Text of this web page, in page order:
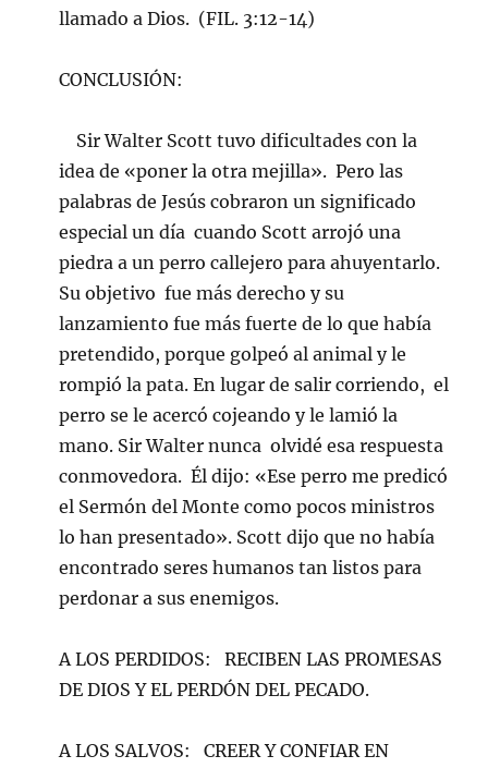
llamado a Dios. (FIL. 3:12-14)
CONCLUSIÓN:
Sir Walter Scott tuvo dificultades con la
idea de «poner la otra mejilla». Pero las
palabras de Jesús cobraron un significado
especial un día cuando Scott arrojó una
piedra a un perro callejero para ahuyentarlo.
Su objetivo fue más derecho y su
lanzamiento fue más fuerte de lo que había
pretendido, porque golpeó al animal y le
rompió la pata. En lugar de salir corriendo, el
perro se le acercó cojeando y le lamió la
mano. Sir Walter nunca olvidé esa respuesta
conmovedora. Él dijo: «Ese perro me predicó
el Sermón del Monte como pocos ministros
lo han presentado». Scott dijo que no había
encontrado seres humanos tan listos para
perdonar a sus enemigos.
A LOS PERDIDOS: RECIBEN LAS PROMESAS
DE DIOS Y EL PERDÓN DEL PECADO.
A LOS SALVOS: CREER Y CONFIAR EN